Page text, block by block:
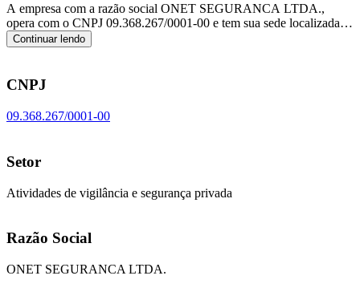
A empresa com a razão social ONET SEGURANCA LTDA.,
opera com o CNPJ 09.368.267/0001-00 e tem sua sede localizada
em Barueri/SP. Seu foco principal de atuação é de atividades de
vigilância e segurança privada, de acordo com o código CNAE N-
Continuar lendo
CNPJ
09.368.267/0001-00
Setor
Atividades de vigilância e segurança privada
Razão Social
ONET SEGURANCA LTDA.